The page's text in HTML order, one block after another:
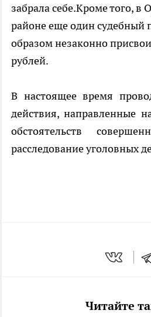
забрала себе.Кроме того, в
районе еще один судебный
образом незаконно
рублей.
В настоящее время
действия, направленные
обстоятельств
расследование уголовных
Читайте